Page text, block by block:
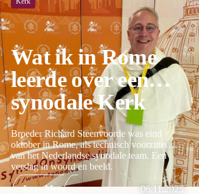
Wat ik in Rome
leerde over een
synodale Kerk
Broeder Richard Steenvoorde was eind
oktober in Rome, als technisch voorzitter
van het Nederlandse synodale team. Een
verslag in woord en beeld.
Lees Meer 06.11.2025